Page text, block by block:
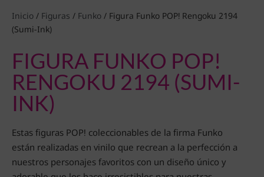
Inicio / Figuras / Funko / Figura Funko POP! Rengoku 2194
(Sumi-Ink)
FIGURA FUNKO POP!
RENGOKU 2194 (SUMI-
INK)
Estas figuras POP! coleccionables de la firma Funko
están realizadas en vinilo que recrean a la perfección a
nuestros personajes favoritos con un diseño único y